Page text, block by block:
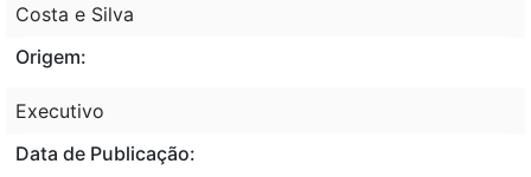
Costa e Silva
Origem:
Executivo
Data de Publicação: